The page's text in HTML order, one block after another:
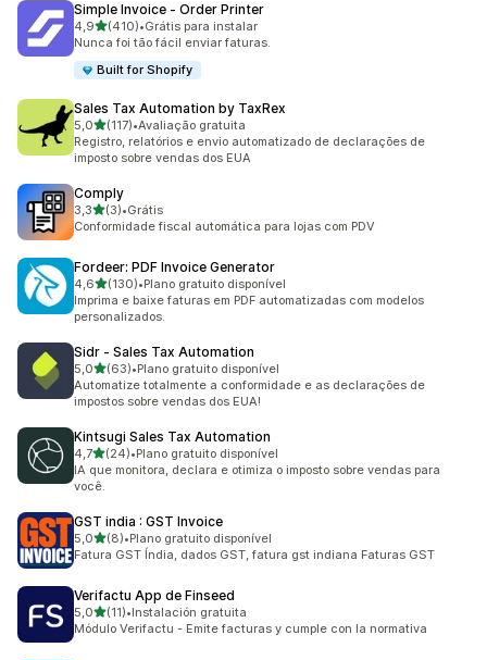
Simple Invoice ‑ Order Printer
4,9de 5 estrelas
(410)
410 avaliações ao todo
•Grátis para instalar
Nunca foi tão fácil enviar faturas.
Built for Shopify
Sales Tax Automation by TaxRex
5,0de 5 estrelas
(117)
117 avaliações ao todo
•Avaliação gratuita
Registro, relatórios e envio automatizado de declarações de
imposto sobre vendas dos EUA
Comply
3,3de 5 estrelas
(3)
3 avaliações ao todo
•Grátis
Conformidade fiscal automática para lojas com PDV
Fordeer: PDF Invoice Generator
4,6de 5 estrelas
(130)
130 avaliações ao todo
•Plano gratuito disponível
Imprima e baixe faturas em PDF automatizadas com modelos
personalizados.
Sidr ‑ Sales Tax Automation
5,0de 5 estrelas
(63)
63 avaliações ao todo
•Plano gratuito disponível
Automatize totalmente a conformidade e as declarações de
impostos sobre vendas dos EUA!
Kintsugi Sales Tax Automation
4,7de 5 estrelas
(24)
24 avaliações ao todo
•Plano gratuito disponível
IA que monitora, declara e otimiza o imposto sobre vendas para
você.
GST india : GST Invoice
5,0de 5 estrelas
(8)
8 avaliações ao todo
•Plano gratuito disponível
Fatura GST Índia, dados GST, fatura gst indiana Faturas GST
Verifactu App de Finseed
5,0de 5 estrelas
(11)
11 avaliações ao todo
•Instalación gratuita
Módulo Verifactu - Emite facturas y cumple con la normativa